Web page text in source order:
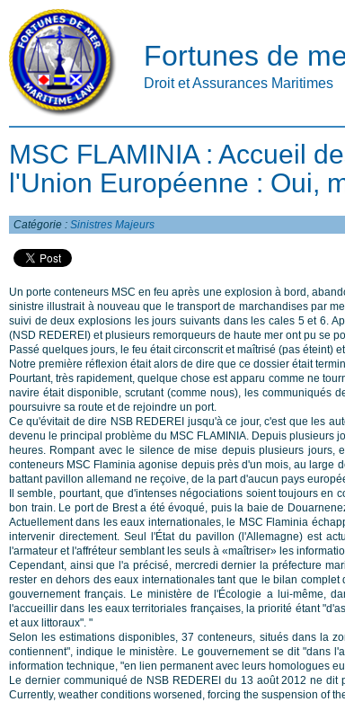
Fortunes de
Droit et Assurances Maritimes
MSC FLAMINIA : Accueil
l'Union Européenne : Oui,
Catégorie : Sinistres Majeurs
Un porte conteneurs MSC en feu après une explosion à bord,
sinistre illustrait à nouveau que le transport de marchandises par
suivi de deux explosions les jours suivants dans les cales 5 et 6.
(NSD REDEREI) et plusieurs remorqueurs de haute mer ont pu se
Passé quelques jours, le feu était circonscrit et maîtrisé (pas
Notre première réflexion était alors de dire que ce dossier était
Pourtant, très rapidement, quelque chose est apparu comme ne
navire était disponible, scrutant (comme nous), les communiqués
poursuivre sa route et de rejoindre un port.
Ce qu'évitait de dire NSB REDEREI jusqu'à ce jour, c'est que les
devenu le principal problème du MSC FLAMINIA. Depuis plusieurs
heures. Rompant avec le silence de mise depuis plusieurs jours,
conteneurs MSC Flaminia agonise depuis près d'un mois, au large
battant pavillon allemand ne reçoive, de la part d'aucun pays
Il semble, pourtant, que d'intenses négociations soient toujours
bon train. Le port de Brest a été évoqué, puis la baie de
Actuellement dans les eaux internationales, le MSC Flaminia
intervenir directement. Seul l'État du pavillon (l'Allemagne) est
l'armateur et l'affréteur semblant les seuls à «maîtriser» les
Cependant, ainsi que l'a précisé, mercredi dernier la préfecture
rester en dehors des eaux internationales tant que le bilan
gouvernement français. Le ministère de l'Écologie a lui-même,
l'accueillir dans les eaux territoriales françaises, la priorité étant
et aux littoraux". "
Selon les estimations disponibles, 37 conteneurs, situés dans la
contiennent", indique le ministère. Le gouvernement se dit "dans
information technique, "en lien permanent avec leurs homologues
Le dernier communiqué de NSB REDEREI du 13 août 2012 ne
Currently, weather conditions worsened, forcing the suspension of